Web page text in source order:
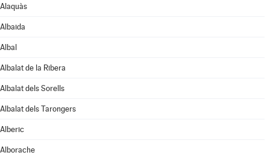
Alaquàs
Albaida
Albal
Albalat de la Ribera
Albalat dels Sorells
Albalat dels Tarongers
Alberic
Alborache